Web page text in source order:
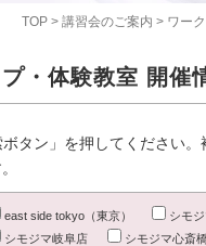
TOP> 講習会のご案内 > ワー
・体験教室 開催
タン」を押してください。
east side tokyo（東京）
シモ
シモジマ岐阜店
シモジマ心斎